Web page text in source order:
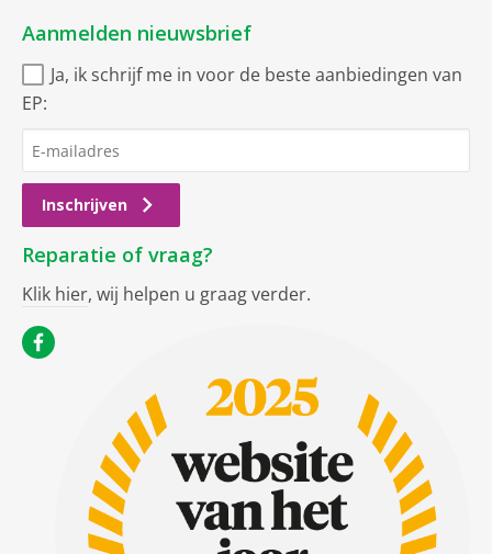
Aanmelden nieuwsbrief
Ja, ik schrijf me in voor de beste aanbiedingen van
EP:
Inschrijven
Reparatie of vraag?
Klik hier, wij helpen u graag verder.